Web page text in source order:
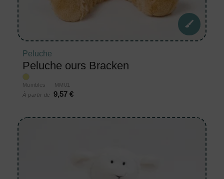
Peluche
Peluche ours Bracken
Mumbles — MM01
À partir de
9,57 €